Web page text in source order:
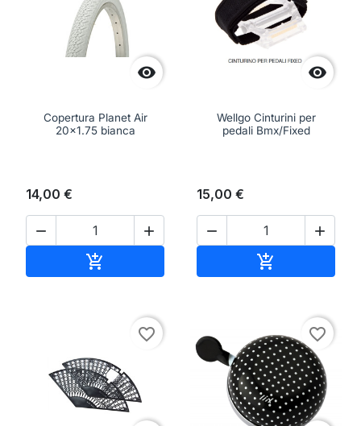

Copertura Planet Air
20x1.75 bianca
14,00 €
 


Wellgo Cinturini per
pedali Bmx/Fixed
15,00 €
 

favorite_border favorite_border